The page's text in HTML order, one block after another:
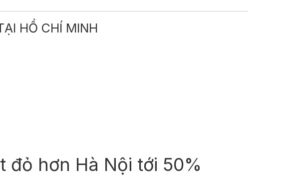
HỒ CHÍ MINH
đỏ hơn Hà Nội tới 50%